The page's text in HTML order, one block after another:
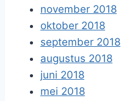
november 2018
oktober 2018
september 2018
augustus 2018
juni 2018
mei 2018